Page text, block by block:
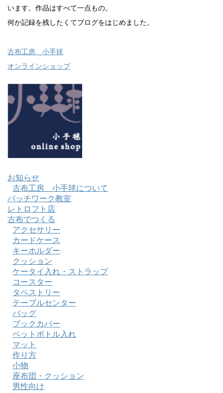
います。作品はすべて一点もの。
何か記録を残したくてブログをはじめました。
古布工房 小手毬
オンラインショップ
お知らせ
古布工房 小手毬について
パッチワーク教室
レトロフト店
古布でつくる
アクセサリー
カードケース
キーホルダー
クッション
ケータイ入れ・ストラップ
コースター
タペストリー
テーブルセンター
バッグ
ブックカバー
ペットボトル入れ
マット
作り方
小物
座布団・クッション
男性向け